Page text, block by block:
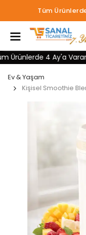
16:00
4 Ay'a Varan
Ev & Yaşam
Kişisel Smoothie